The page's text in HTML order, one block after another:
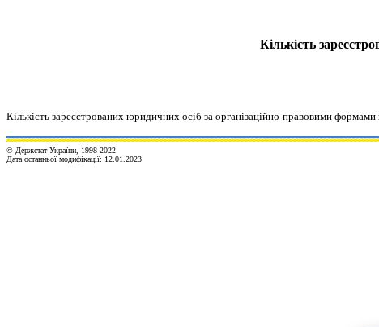
Кількість
Кількість зареєстрованих юридичних осіб за організаційно-правовими
© Держстат України, 1998-2022
Дата останньої модифікації: 12.01.2023